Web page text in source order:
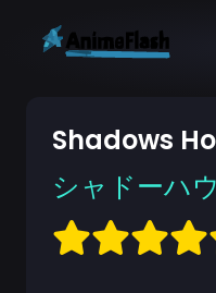
Shadows
シャドーハ